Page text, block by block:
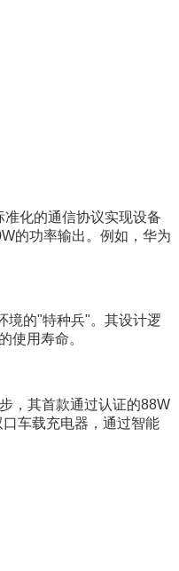
化的通信协议实现设备
的功率输出。例如，华为
境的"特种兵"。其设计逻
使用寿命。
，其首款通过认证的88W
车载充电器，通过智能